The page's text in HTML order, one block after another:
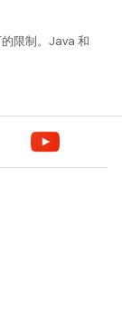
限制。Java 和